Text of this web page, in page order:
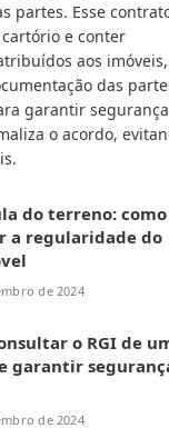
partes. Esse
e conter
aos imóveis,
das
garantir segurança
o acordo,
do terreno: como
a regularidade do
de 2024
o RGI de
garantir
de 2024